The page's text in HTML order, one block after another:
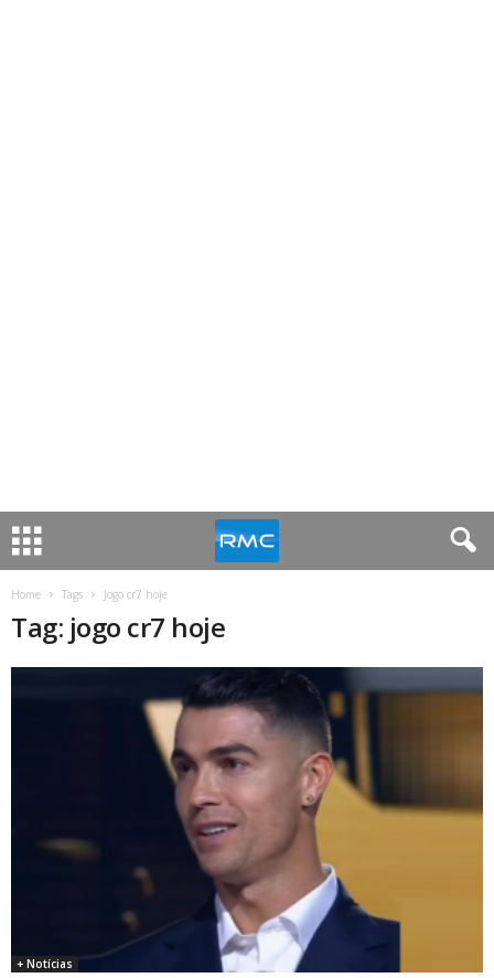
Home Tags Jogo cr7 hoje
Tag: jogo cr7 hoje
+ Notícias